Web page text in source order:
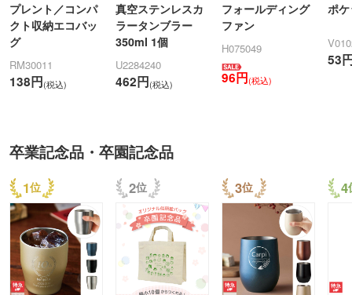
プレント／コンパ
クト収納エコバッ
グ
RM30011
138円(税込)
真空ステンレスカ
ラータンブラー
350ml 1個
U2284240
462円(税込)
フォールディング
ファン
H075049
96円(税込)
ポ
53
卒業記念品・卒園記念品
1 2 3 4